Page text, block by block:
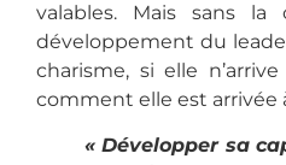
valables. Mais sans
développement du
charisme, si elle
comment elle est arrivée
« Développer sa